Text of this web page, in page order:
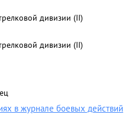
дивизии (II)
дивизии (II)
в журнале боевых действий